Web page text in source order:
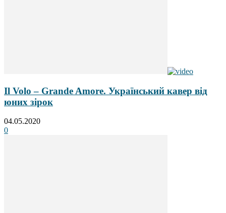
Il Volo – Grande Amore. Український кавер від
юних зірок
04.05.2020
0